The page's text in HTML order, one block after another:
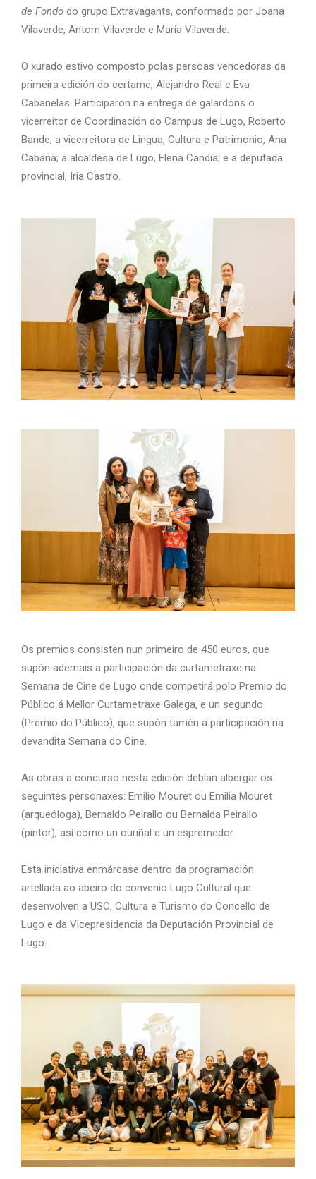
de Fondo do grupo Extravagants, conformado por Joana
Vilaverde, Antom Vilaverde e María Vilaverde.
O xurado estivo composto polas persoas vencedoras da
primeira edición do certame, Alejandro Real e Eva
Cabanelas. Participaron na entrega de galardóns o
vicerreitor de Coordinación do Campus de Lugo, Roberto
Bande; a vicerreitora de Lingua, Cultura e Patrimonio, Ana
Cabana; a alcaldesa de Lugo, Elena Candia; e a deputada
provincial, Iria Castro.
Os premios consisten nun primeiro de 450 euros, que
supón ademais a participación da curtametraxe na
Semana de Cine de Lugo onde competirá polo Premio do
Público á Mellor Curtametraxe Galega, e un segundo
(Premio do Público), que supón tamén a participación na
devandita Semana do Cine.
As obras a concurso nesta edición debían albergar os
seguintes personaxes: Emilio Mouret ou Emilia Mouret
(arqueóloga), Bernaldo Peirallo ou Bernalda Peirallo
(pintor), así como un ouriñal e un espremedor.
Esta iniciativa enmárcase dentro da programación
artellada ao abeiro do convenio Lugo Cultural que
desenvolven a USC, Cultura e Turismo do Concello de
Lugo e da Vicepresidencia da Deputación Provincial de
Lugo.